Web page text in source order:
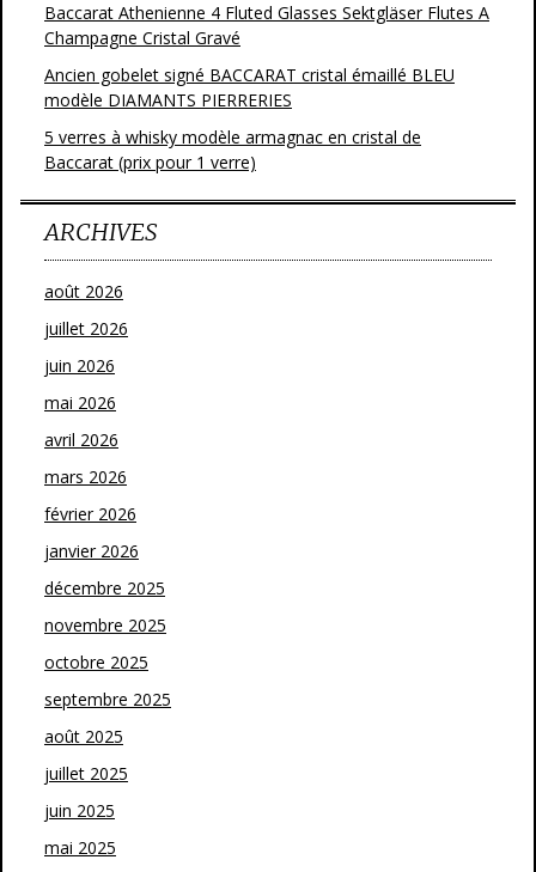
Baccarat Athenienne 4 Fluted Glasses Sektgläser Flutes A
Champagne Cristal Gravé
Ancien gobelet signé BACCARAT cristal émaillé BLEU
modèle DIAMANTS PIERRERIES
5 verres à whisky modèle armagnac en cristal de
Baccarat (prix pour 1 verre)
ARCHIVES
août 2026
juillet 2026
juin 2026
mai 2026
avril 2026
mars 2026
février 2026
janvier 2026
décembre 2025
novembre 2025
octobre 2025
septembre 2025
août 2025
juillet 2025
juin 2025
mai 2025